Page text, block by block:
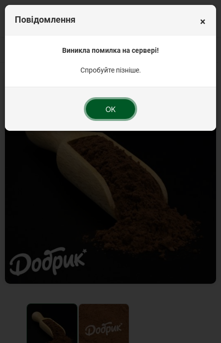
Вагова продукція Кондитерські інгредієнти від 1 кг
×
Повідомлення
Виникла помилка на сервері!
Спробуйте пізніше.
OK